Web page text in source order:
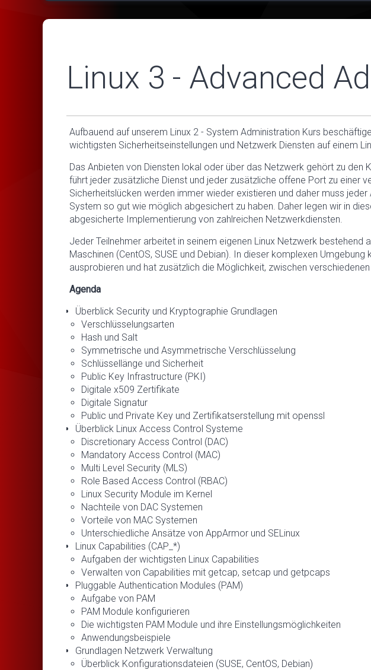
Linux 3 - Advanced
Aufbauend auf unserem Linux 2 - System Administration Kurs
wichtigsten Sicherheitseinstellungen und Netzwerk Diensten auf einem
Das Anbieten von Diensten lokal oder über das Netzwerk gehört zu den
führt jeder zusätzliche Dienst und jeder zusätzliche offene Port zu einer
Sicherheitslücken werden immer wieder existieren und daher muss
System so gut wie möglich abgesichert zu haben. Daher legen wir in
abgesicherte Implementierung von zahlreichen Netzwerkdiensten.
Jeder Teilnehmer arbeitet in seinem eigenen Linux Netzwerk bestehend
Maschinen (CentOS, SUSE und Debian). In dieser komplexen
ausprobieren und hat zusätzlich die Möglichkeit, zwischen
Agenda
Überblick Security und Kryptographie Grundlagen
Verschlüsselungsarten
Hash und Salt
Symmetrische und Asymmetrische Verschlüsselung
Schlüssellänge und Sicherheit
Public Key Infrastructure (PKI)
Digitale x509 Zertifikate
Digitale Signatur
Public und Private Key und Zertifikatserstellung mit openssl
Überblick Linux Access Control Systeme
Discretionary Access Control (DAC)
Mandatory Access Control (MAC)
Multi Level Security (MLS)
Role Based Access Control (RBAC)
Linux Security Module im Kernel
Nachteile von DAC Systemen
Vorteile von MAC Systemen
Unterschiedliche Ansätze von AppArmor und SELinux
Linux Capabilities (CAP_*)
Aufgaben der wichtigsten Linux Capabilities
Verwalten von Capabilities mit getcap, setcap und getpcaps
Pluggable Authentication Modules (PAM)
Aufgabe von PAM
PAM Module konfigurieren
Die wichtigsten PAM Module und ihre Einstellungsmöglichkeiten
Anwendungsbeispiele
Grundlagen Netzwerk Verwaltung
Überblick Konfigurationsdateien (SUSE, CentOS, Debian)